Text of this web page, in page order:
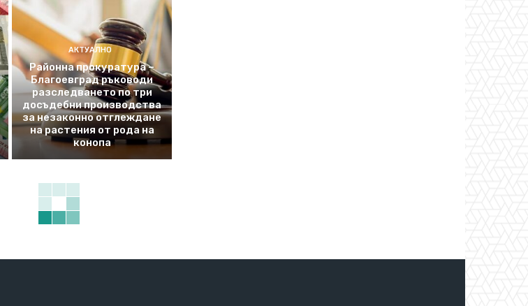
АКТУАЛНО
Районна прокуратура –
Благоевград ръководи
разследването по три
досъдебни производства
за незаконно отглеждане
на растения от рода на
конопа